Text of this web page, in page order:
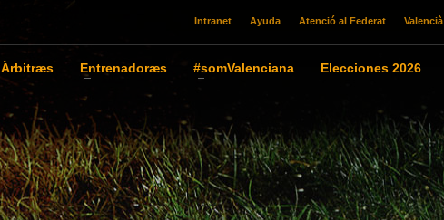
Intranet Ayuda Atenció al Federat Valencià
Àrbitræs Entrenadoræs #somValenciana Elecciones 2026